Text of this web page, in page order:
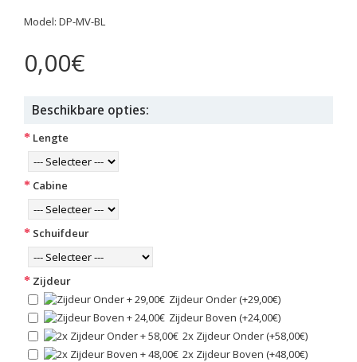
Model: DP-MV-BL
0,00€
Beschikbare opties:
Lengte
Cabine
Schuifdeur
Zijdeur
Zijdeur Onder (+29,00€)
Zijdeur Boven (+24,00€)
2x Zijdeur Onder (+58,00€)
2x Zijdeur Boven (+48,00€)